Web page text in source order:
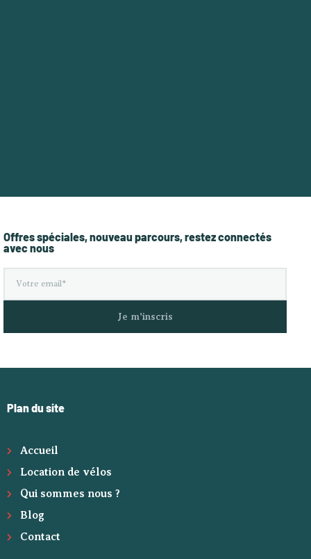
Offres spéciales, nouveau parcours, restez connectés
avec nous
Je m'inscris
Plan du site
Accueil
Location de vélos
Qui sommes nous ?
Blog
Contact